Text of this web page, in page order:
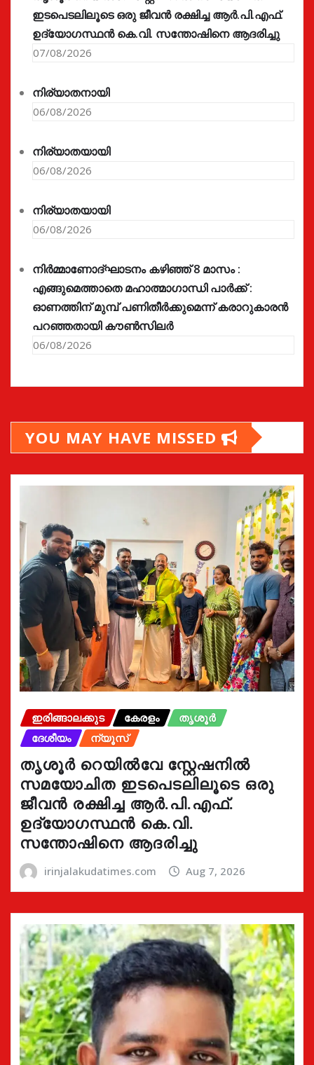
ഇടപെടലിലൂടെ ഒരു ജീവൻ രക്ഷിച്ച ആർ.പി.എഫ്.
ഉദ്യോഗസ്ഥൻ കെ.വി. സന്തോഷിനെ ആദരിച്ചു
07/08/2026
നിര്യാതനായി
06/08/2026
നിര്യാതയായി
06/08/2026
നിര്യാതയായി
06/08/2026
നിർമ്മാണോദ്ഘാടനം കഴിഞ്ഞ് 8 മാസം :
എങ്ങുമെത്താതെ മഹാത്മാഗാന്ധി പാർക്ക് :
ഓണത്തിന് മുമ്പ് പണിതീർക്കുമെന്ന് കരാറുകാരൻ
പറഞ്ഞതായി കൗൺസിലർ
06/08/2026
YOU MAY HAVE MISSED
ഇരിങ്ങാലക്കുട കേരളം
തൃശൂർ
ദേശീയം
ന്യൂസ്
തൃശൂർ റെയിൽവേ സ്റ്റേഷനിൽ
സമയോചിത ഇടപെടലിലൂടെ ഒരു
ജീവൻ രക്ഷിച്ച ആർ.പി.എഫ്.
ഉദ്യോഗസ്ഥൻ കെ.വി.
സന്തോഷിനെ ആദരിച്ചു
irinjalakudatimes.com Aug 7, 2026